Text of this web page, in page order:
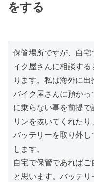
をする
保管場所ですが、自
イク屋さんに相談す
ります。私は海外に
バイク屋さんに預かっ
に乗らない事を前提
リンを抜いてくれたり、
バッテリーを取り外し
します。
自宅で保管であれば
と思います。バッテ